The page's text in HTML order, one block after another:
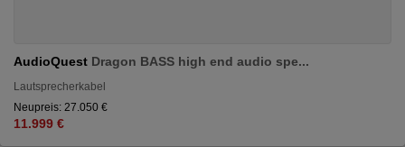
AudioQuest Dragon BASS high end audio spe...
Lautsprecherkabel
Neupreis: 27.050 €
11.999 €